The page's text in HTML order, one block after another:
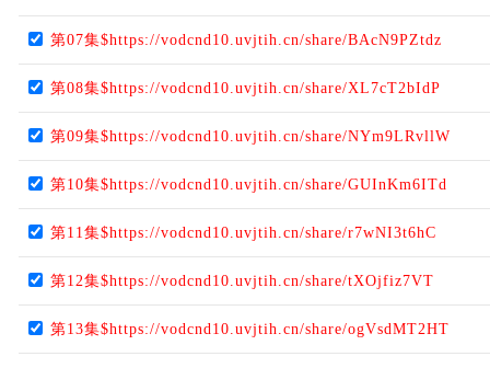
第07集$https://vodcnd10.uvjtih.cn/share/BAcN9PZtdz
第08集$https://vodcnd10.uvjtih.cn/share/XL7cT2bIdP
第09集$https://vodcnd10.uvjtih.cn/share/NYm9LRvllW
第10集$https://vodcnd10.uvjtih.cn/share/GUInKm6ITd
第11集$https://vodcnd10.uvjtih.cn/share/r7wNI3t6hC
第12集$https://vodcnd10.uvjtih.cn/share/tXOjfiz7VT
第13集$https://vodcnd10.uvjtih.cn/share/ogVsdMT2HT